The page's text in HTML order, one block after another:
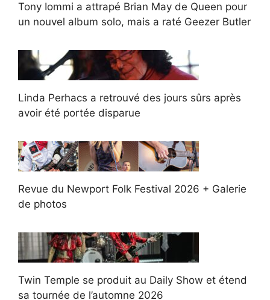
Tony Iommi a attrapé Brian May de Queen pour
un nouvel album solo, mais a raté Geezer Butler
Linda Perhacs a retrouvé des jours sûrs après
avoir été portée disparue
Revue du Newport Folk Festival 2026 + Galerie
de photos
Twin Temple se produit au Daily Show et étend
sa tournée de l’automne 2026